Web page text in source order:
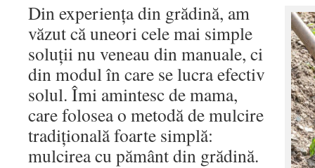
Din experiența din grădină, am
văzut că uneori cele mai simple
soluții nu veneau din manuale, ci
din modul în care se lucra efectiv
solul. Îmi amintesc de mama,
care folosea o metodă de mulcire
tradițională foarte simplă:
mulcirea cu pământ din grădină.